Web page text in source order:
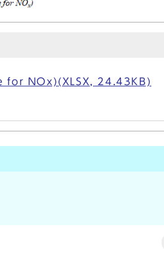
for NOx)(XLSX, 24.43KB)